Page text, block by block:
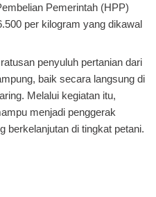
Pemerintah (HPP)
per kilogram yang dikawal
penyuluh pertanian dari
baik secara langsung di
Melalui kegiatan itu,
menjadi penggerak
berkelanjutan di tingkat petani.